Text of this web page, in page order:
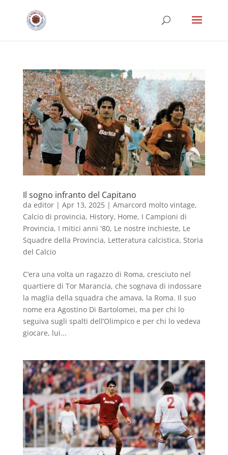
Il sogno infranto del Capitano
da editor| Apr 13, 2025| Amarcord molto vintage,
Calcio di provincia, History, Home, I Campioni di
Provincia, I mitici anni '80, Le nostre inchieste, Le
Squadre della Provincia, Letteratura calcistica, Storia
del Calcio
C’era una volta un ragazzo di Roma, cresciuto nel
quartiere di Tor Marancia, che sognava di indossare
la maglia della squadra che amava, la Roma. Il suo
nome era Agostino Di Bartolomei, ma per chi lo
seguiva sugli spalti dell’Olimpico e per chi lo vedeva
giocare, lui...